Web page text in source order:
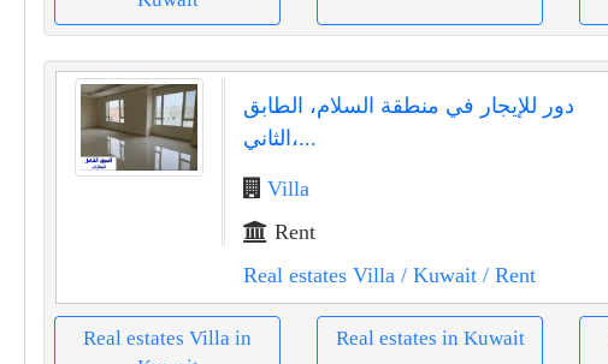
دور للإيجار في منطقة السلام، الطابق
الثاني،...
Villa
Rent
Real estates Villa / Kuwait/ Rent
Real estates Villa in
Real estates in Kuwait